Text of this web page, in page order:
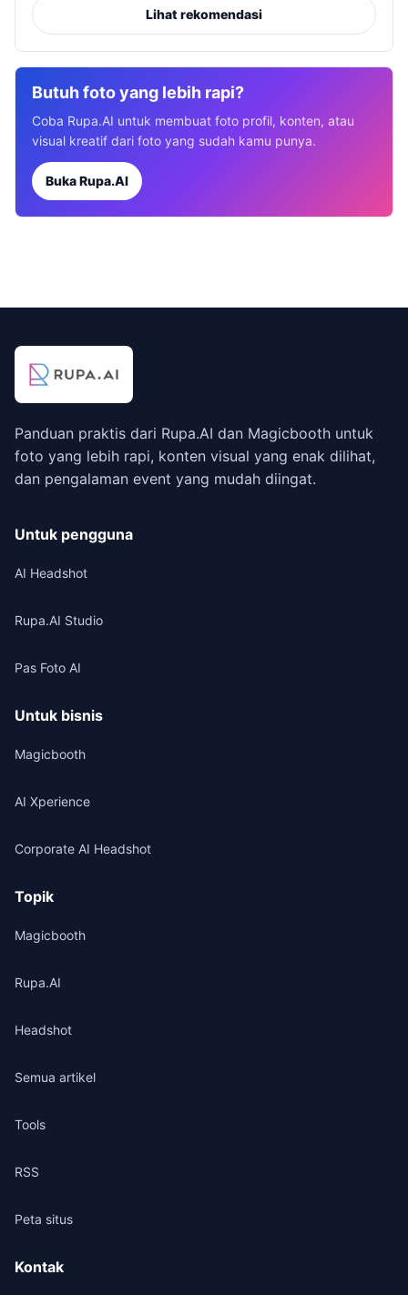
Lihat rekomendasi
Butuh foto yang lebih rapi?
Coba Rupa.AI untuk membuat foto profil, konten, atau
visual kreatif dari foto yang sudah kamu punya.
Buka Rupa.AI
Panduan praktis dari Rupa.AI dan Magicbooth untuk
foto yang lebih rapi, konten visual yang enak dilihat,
dan pengalaman event yang mudah diingat.
Untuk pengguna
AI Headshot
Rupa.AI Studio
Pas Foto AI
Untuk bisnis
Magicbooth
AI Xperience
Corporate AI Headshot
Topik
Magicbooth
Rupa.AI
Headshot
Semua artikel
Tools
RSS
Peta situs
Kontak